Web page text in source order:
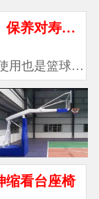
篮球架的清洁、保养对寿命也有很大影响
用也是篮球架
一部分，其中
脆弱的局部，
容易被击穿
头等物击打篮
用的情况...
缩看台座椅